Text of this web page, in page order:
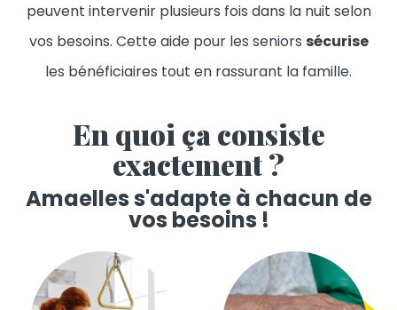
peuvent intervenir plusieurs fois dans la nuit selon
vos besoins. Cette aide pour les seniors sécurise
les bénéficiaires tout en rassurant la famille.
En quoi ça consiste
exactement ?
Amaelles s'adapte à chacun de
vos besoins !